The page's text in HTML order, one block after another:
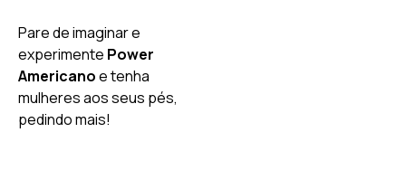
Pare de imaginar e
experimente Power
Americanoe tenha
mulheres aos seus pés,
pedindo mais!